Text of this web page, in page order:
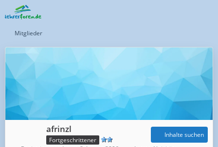
Mitglieder
afrinzl
Fortgeschrittener
Inhalte suchen